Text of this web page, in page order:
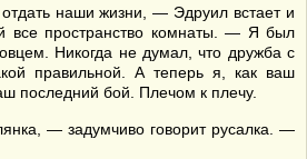
наши жизни, — Эдруил встает и
все пространство комнаты. — Я был
Никогда не думал, что дружба с
правильной. А теперь я, как ваш
последний бой. Плечом к плечу.
— задумчиво говорит русалка. —